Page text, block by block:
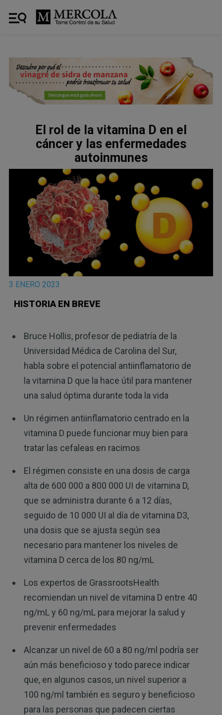
El rol de la vitamina D en el
cáncer y las enfermedades
autoinmunes
3 ENERO 2023
HISTORIA EN BREVE
Bruce Hollis, profesor de pediatría de la
Universidad Médica de Carolina del Sur,
habla sobre el potencial antiinflamatorio de
la vitamina D que la hace útil para mantener
una salud óptima durante toda la vida
Un régimen antiinflamatorio centrado en la
vitamina D puede funcionar muy bien para
tratar las cefaleas en racimos
El régimen consiste en una dosis de carga
alta de 600 000 a 800 000 UI de vitamina D,
que se administra durante 6 a 12 días,
seguido de 10 000 UI al día de vitamina D3,
una dosis que se ajusta según sea
necesario para mantener los niveles de
vitamina D cerca de los 80 ng/mL
Los expertos de GrassrootsHealth
recomiendan un nivel de vitamina D entre 40
ng/mL y 60 ng/mL para mejorar la salud y
prevenir enfermedades
Alcanzar un nivel de 60 a 80 ng/ml podría ser
aún más beneficioso y todo parece indicar
que, en algunos casos, un nivel superior a
100 ng/ml también es seguro y beneficioso
para las personas que padecen ciertas